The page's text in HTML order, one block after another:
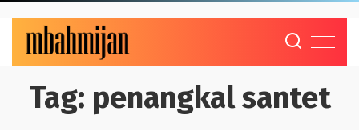
Tag: penangkal santet